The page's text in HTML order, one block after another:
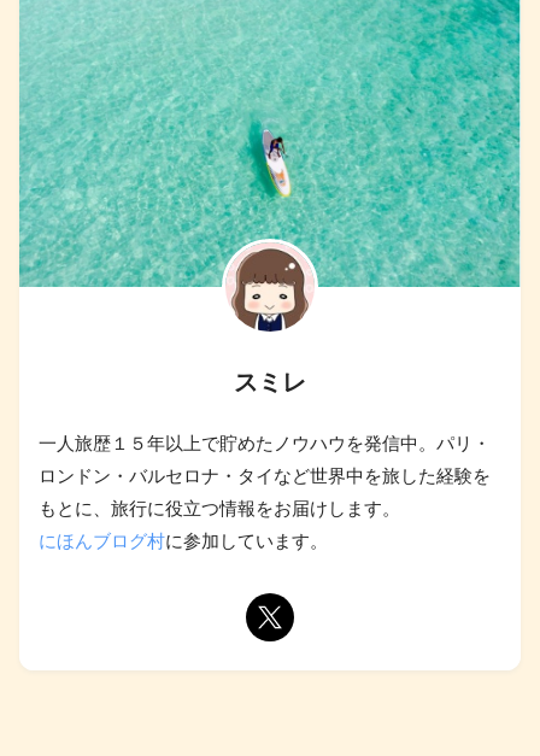
スミレ
一人旅歴１５年以上で貯めたノウハウを発信中。パリ・
ロンドン・バルセロナ・タイなど世界中を旅した経験を
もとに、旅行に役立つ情報をお届けします。
にほんブログ村に参加しています。